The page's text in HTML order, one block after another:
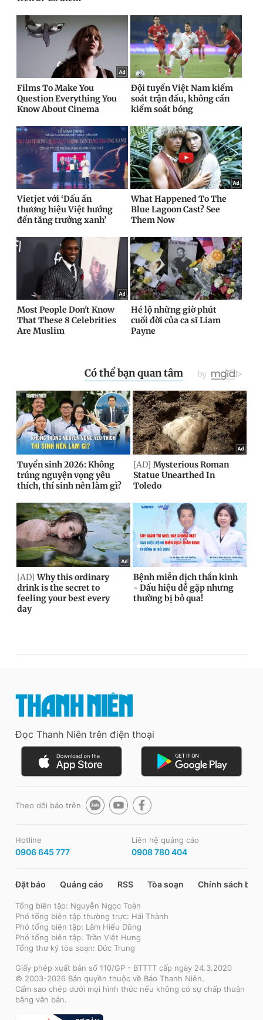
Đọc Thanh Niên trên điện thoại
Theo dõi báo trên
Hotline
0906 645 777
Liên hệ quảng cáo
0908 780 404
Đặt báo Quảng cáo RSS Tòa soạn Chính sách bảo
Tổng biên tập: Nguyễn Ngọc Toàn
Phó tổng biên tập thường trực: Hải Thành
Phó tổng biên tập: Lâm Hiếu Dũng
Phó tổng biên tập: Trần Việt Hưng
Tổng thư ký tòa soạn: Đức Trung
Giấy phép xuất bản số 110/GP - BTTTT cấp ngày 24.3.2020
© 2003-2026 Bản quyền thuộc về Báo Thanh Niên.
Cấm sao chép dưới mọi hình thức nếu không có sự chấp thuận
bằng văn bản.